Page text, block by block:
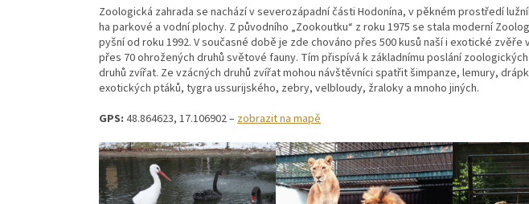
Zoologická zahrada se nachází v severozápadní části Hodonína, v pěkném prostředí
ha parkové a vodní plochy. Z původního „Zookoutku“ z roku 1975 se stala moderní
pyšní od roku 1992. V současné době je zde chováno přes 500 kusů naší i exotické zvěře
přes 70 ohrožených druhů světové fauny. Tím přispívá k základnímu poslání
druhů zvířat. Ze vzácných druhů zvířat mohou návštěvníci spatřit šimpanze, lemury,
exotických ptáků, tygra ussurijského, zebry, velbloudy, žraloky a mnoho jiných.
GPS: 48.864623, 17.106902 –zobrazit na mapě